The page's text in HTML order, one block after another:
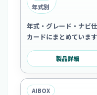
年式別
年式・グレード・ナビ
カードにまとめています
製品詳細
AIBOX